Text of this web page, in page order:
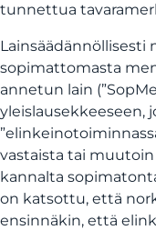
tunnettua
sopimattomasta
annetun lain
yleislausekkeeseen,
vastaista tai
kannalta
on katsottu, että
ensinnäkin, että